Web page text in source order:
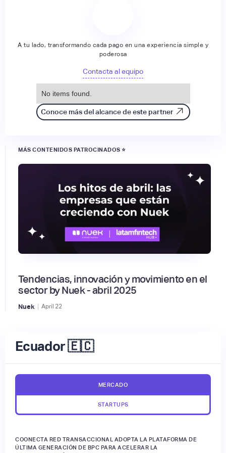
A tu lado, transformando cada pago en una experiencia simple y
poderosa
Contacta al equipo
No items found.
Conoce más del alcance de este partner
MÁS CONTENIDOS PATROCINADOS ⭐
Tendencias, innovación y movimiento en el
sector by Nuek - abril 2025
Nuek | April 22
Ecuador 🇪🇨
MERCADO
STARTUPS
COONECTA RED TRANSACCIONAL ADOPTA LA PLATAFORMA DE
ÚLTIMA GENERACIÓN DE BPC PARA ACELERAR LA